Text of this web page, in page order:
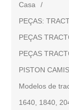
Casa
/
PEÇAS:
PEÇAS
PEÇAS
PISTON
Modelos de
1640, 1840,